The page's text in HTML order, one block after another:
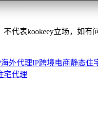
不代表kookeey立场，如有
海外代理IP跨境电商静态住
宅代理